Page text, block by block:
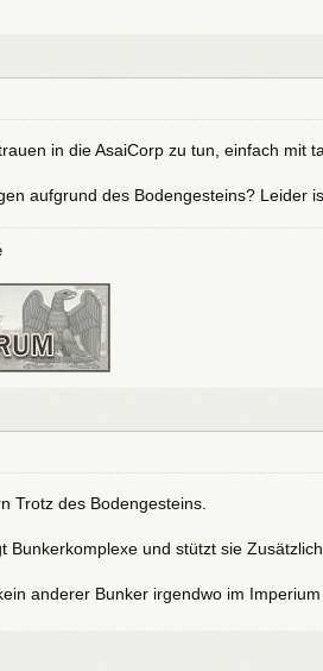
in die AsaiCorp zu tun, einfach mit
aufgrund des Bodengesteins? Leider
Trotz des Bodengesteins.
und stützt sie Zusätzlich .
anderer Bunker irgendwo im Imperium